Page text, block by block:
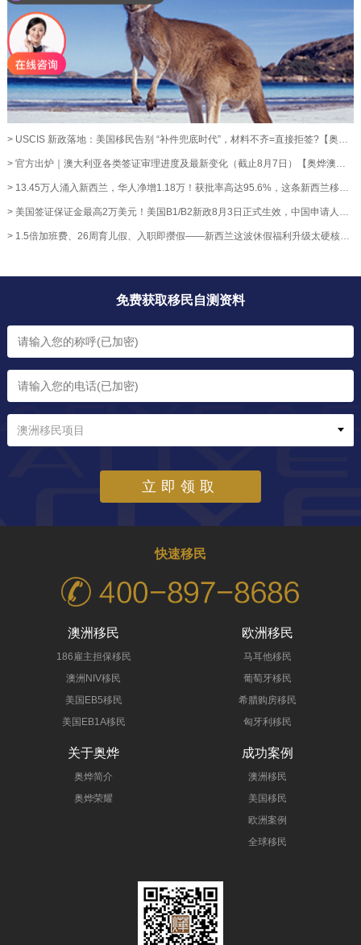
> USCIS 新政落地：美国移民告别 “补件兜底时代”，材料不齐=直接拒签?【奥烨移民资讯】
> 官方出炉｜澳大利亚各类签证审理进度及最新变化（截止8月7日）【奥烨澳洲移民资讯】
> 13.45万人涌入新西兰，华人净增1.18万！获批率高达95.6%，这条新西兰移民通道藏不住了！【奥烨移民资讯】
> 美国签证保证金最高2万美元！美国B1/B2新政8月3日正式生效，中国申请人暂不受影响【奥烨移民资讯】
> 1.5倍加班费、26周育儿假、入职即攒假——新西兰这波休假福利升级太硬核！【奥烨移民资讯】
免费获取移民自测资料
澳洲移民项目
立即领取
快速移民
澳洲移民
186雇主担保移民
澳洲NIV移民
美国EB5移民
美国EB1A移民
欧洲移民
马耳他移民
葡萄牙移民
希腊购房移民
匈牙利移民
关于奥烨
奥烨简介
奥烨荣耀
成功案例
澳洲移民
美国移民
欧洲案例
全球移民